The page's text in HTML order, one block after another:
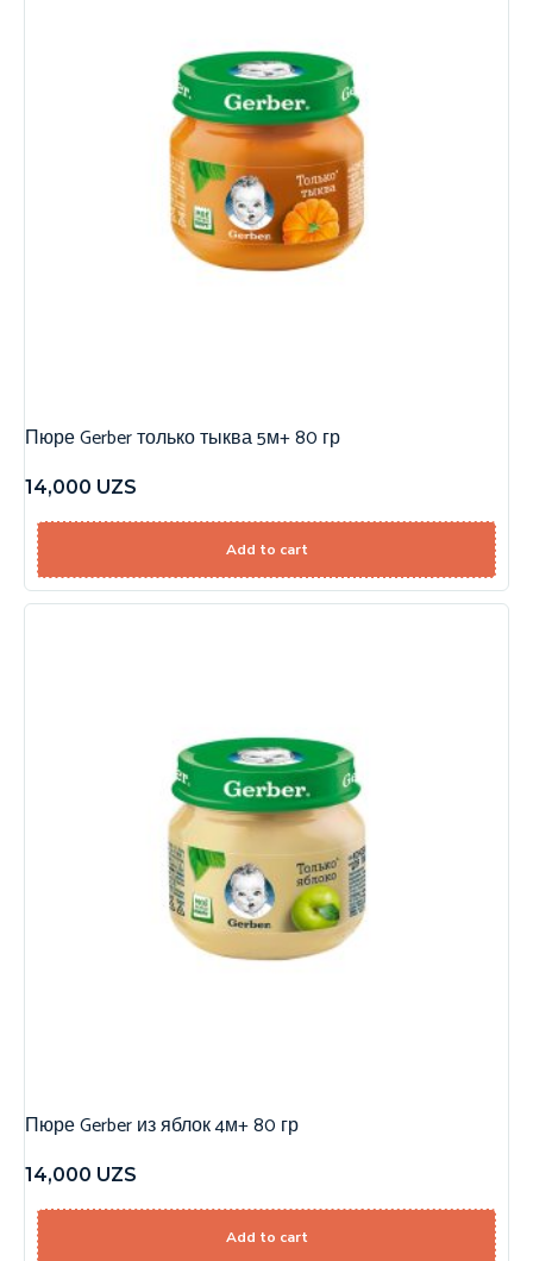
Пюре Gerber только тыква 5м+ 80 гр
14,000 UZS
Add to cart
Пюре Gerber из яблок 4м+ 80 гр
14,000 UZS
Add to cart